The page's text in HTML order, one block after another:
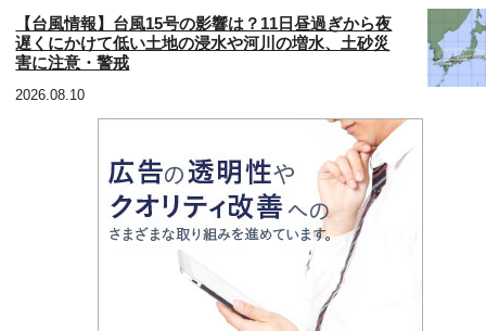
【台風情報】台風15号の影響は？11日昼過ぎから夜
遅くにかけて低い土地の浸水や河川の増水、土砂災
害に注意・警戒
2026.08.10